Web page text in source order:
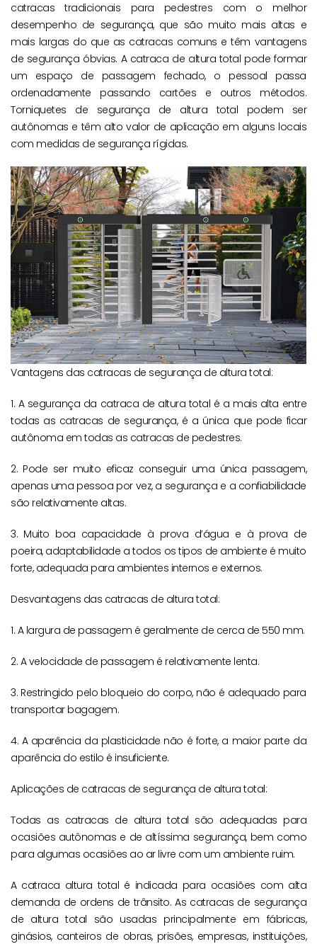
catracas tradicionais para pedestres com o melhor
desempenho de segurança, que são muito mais altas e
mais largas do que as catracas comuns e têm vantagens
de segurança óbvias. A catraca de altura total pode formar
um espaço de passagem fechado, o pessoal passa
ordenadamente passando cartões e outros métodos.
Torniquetes de segurança de altura total podem ser
autônomas e têm alto valor de aplicação em alguns locais
com medidas de segurança rígidas.
Vantagens das catracas de segurança de altura total:
1. A segurança da catraca de altura total é a mais alta entre
todas as catracas de segurança, é a única que pode ficar
autônoma em todas as catracas de pedestres.
2. Pode ser muito eficaz conseguir uma única passagem,
apenas uma pessoa por vez, a segurança e a confiabilidade
são relativamente altas.
3. Muito boa capacidade à prova d’água e à prova de
poeira, adaptabilidade a todos os tipos de ambiente é muito
forte, adequada para ambientes internos e externos.
Desvantagens das catracas de altura total:
1. A largura de passagem é geralmente de cerca de 550 mm.
2. A velocidade de passagem é relativamente lenta.
3. Restringido pelo bloqueio do corpo, não é adequado para
transportar bagagem.
4. A aparência da plasticidade não é forte, a maior parte da
aparência do estilo é insuficiente.
Aplicações de catracas de segurança de altura total:
Todas as catracas de altura total são adequadas para
ocasiões autônomas e de altíssima segurança, bem como
para algumas ocasiões ao ar livre com um ambiente ruim.
A catraca altura total é indicada para ocasiões com alta
demanda de ordens de trânsito. As catracas de segurança
de altura total são usadas principalmente em fábricas,
ginásios, canteiros de obras, prisões, empresas, instituições,